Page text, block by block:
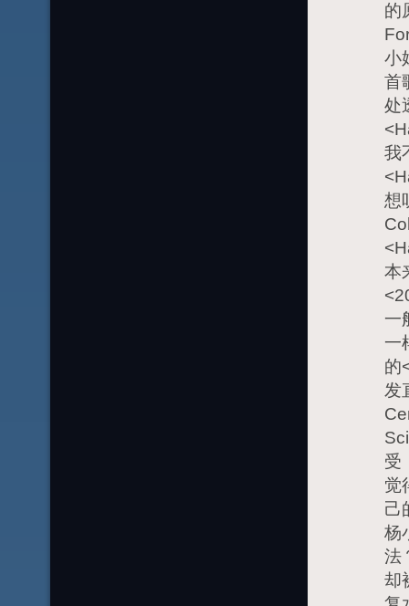
的
小
首
处
我
想
本
一
一
的
发
受
觉
己
杨
法
却